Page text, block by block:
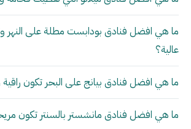
ما هي افضل فنادق بودابست مطلة على النهر
عالية؟
ما هي افضل فنادق بيانج على البحر تكون
ما هي افضل فنادق مانشستر بالسنتر تكون